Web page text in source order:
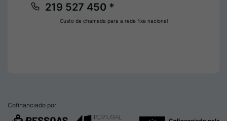
219 527 450 *
Custo de chamada para a rede fixa nacional
Cofinanciado por